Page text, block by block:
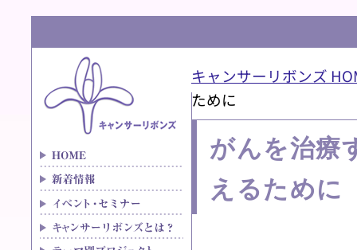
キャンサーリボンズ
ために
がんを治療
えるために